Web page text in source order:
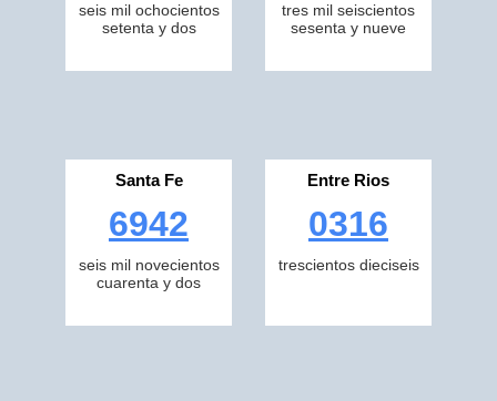
seis mil ochocientos
setenta y dos
tres mil seiscientos
sesenta y nueve
Santa Fe
6942
seis mil novecientos
cuarenta y dos
Entre Rios
0316
trescientos dieciseis